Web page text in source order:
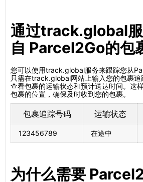
通过track.global
自 Parcel2Go的包
您可以使用track.global服务来跟踪您从
只需在track.global网站上输入您的包裹
查看包裹的运输状态和预计送达时间。这
包裹的位置，确保及时收到您的包裹。
包裹追踪号码 运输状态
123456789 在途中
为什么需要